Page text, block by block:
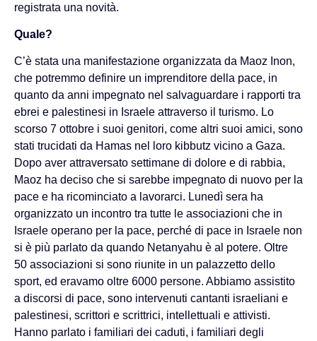
registrata una novità.
Quale?
C’è stata una manifestazione organizzata da Maoz Inon,
che potremmo definire un imprenditore della pace, in
quanto da anni impegnato nel salvaguardare i rapporti tra
ebrei e palestinesi in Israele attraverso il turismo. Lo
scorso 7 ottobre i suoi genitori, come altri suoi amici, sono
stati trucidati da Hamas nel loro kibbutz vicino a Gaza.
Dopo aver attraversato settimane di dolore e di rabbia,
Maoz ha deciso che si sarebbe impegnato di nuovo per la
pace e ha ricominciato a lavorarci. Lunedì sera ha
organizzato un incontro tra tutte le associazioni che in
Israele operano per la pace, perché di pace in Israele non
si è più parlato da quando Netanyahu è al potere. Oltre
50 associazioni si sono riunite in un palazzetto dello
sport, ed eravamo oltre 6000 persone. Abbiamo assistito
a discorsi di pace, sono intervenuti cantanti israeliani e
palestinesi, scrittori e scrittrici, intellettuali e attivisti.
Hanno parlato i familiari dei caduti, i familiari degli